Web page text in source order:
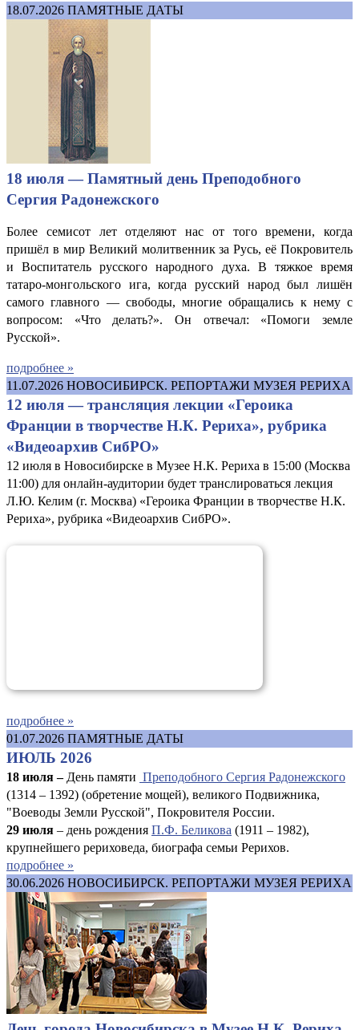
18.07.2026 ПАМЯТНЫЕ ДАТЫ
18 июля — Памятный день Преподобного
Сергия Радонежского
Более семисот лет отделяют нас от того времени, когда
пришёл в мир Великий молитвенник за Русь, её Покровитель
и Воспитатель русского народного духа. В тяжкое время
татаро-монгольского ига, когда русский народ был лишён
самого главного — свободы, многие обращались к нему с
вопросом: «Что делать?». Он отвечал: «Помоги земле
Русской».
подробнее »
11.07.2026 НОВОСИБИРСК. РЕПОРТАЖИ МУЗЕЯ РЕРИХА
12 июля — трансляция лекции «Героика
Франции в творчестве Н.К. Рериха», рубрика
«Видеоархив СибРО»
12 июля в Новосибирске в Музее Н.К. Рериха в 15:00 (Москва
11:00) для онлайн-аудитории будет транслироваться лекция
Л.Ю. Келим (г. Москва) «Героика Франции в творчестве Н.К.
Рериха», рубрика «Видеоархив СибРО».
подробнее »
01.07.2026 ПАМЯТНЫЕ ДАТЫ
ИЮЛЬ 2026
18 июля – День памяти Преподобного Сергия Радонежского
(1314 – 1392) (обретение мощей), великого Подвижника,
"Воеводы Земли Русской", Покровителя России.
29 июля – день рождения П.Ф. Беликова (1911 – 1982),
крупнейшего рериховеда, биографа семьи Рерихов.
подробнее »
30.06.2026 НОВОСИБИРСК. РЕПОРТАЖИ МУЗЕЯ РЕРИХА